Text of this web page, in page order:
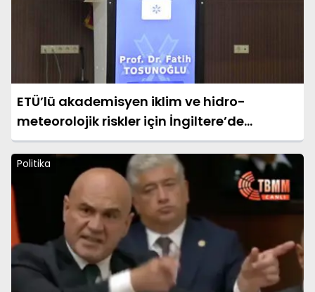
ETÜ’lü akademisyen iklim ve hidro-
meteorolojik riskler için İngiltere’de
araştırma yapacak
Politika